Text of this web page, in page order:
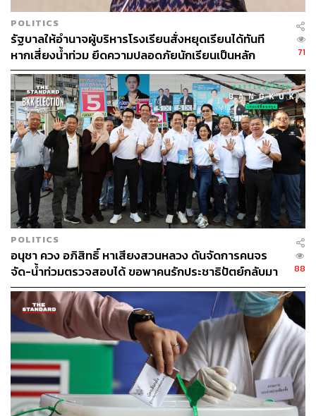
ABOUT THE PHOTOGRAPHER
ชาติกล้า สำเนียงแจ่ม
ช่างภาพข่าว ประจำสำนักข่าว THE
STANDARD
POLITICS
รัฐบาลให้อำนาจผู้บริหารโรงเรียนสั่งหยุดเรียนได้ทันที
หากเสี่ยงน้ำท่วม ยึดความปลอดภัยนักเรียนเป็นหลัก
71
POLITICS
อนุชา ควง อภิสิทธิ์ หาเสียงสวนหลวง ดันจัดการคนจร
จัด-น้ำท่วมตรวจสอบได้ ขอพาคนรักประชาธิปัตย์กลับมา
88